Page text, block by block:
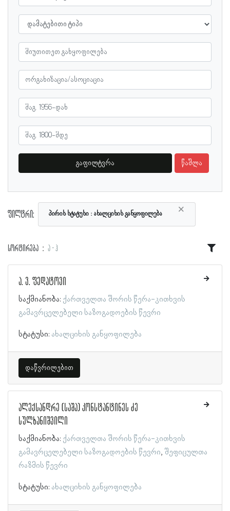
გაფილტვრა წაშლა
ფილტრი: ×
პირის სტატუსი ახალციხის განყოფილება
სორტირება ა - ჰ
ა. ვ. ფედატოვი
საქმიანობა: ქართველთა შორის წერა-კითხვის
გამავრცელებელი საზოგადოების წევრი
სტატუსი: ახალციხის განყოფილება
დაწვრილებით
ალექსანდრე (საშა) კონსტანტინეს ძე
სულხანიშვილი
საქმიანობა: ქართველთა შორის წერა-კითხვის
გამავრცელებელი საზოგადოების წევრი შეფიცულთა
რაზმის წევრი
სტატუსი: ახალციხის განყოფილება